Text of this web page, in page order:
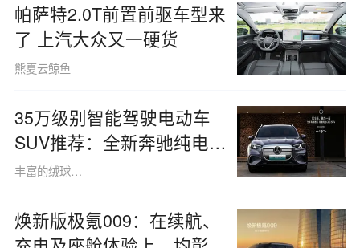
帕萨特2.0T前置前驱车型来
了 上汽大众又一硬货
熊夏云鲸鱼
35万级别智能驾驶电动车
SUV推荐：全新奔驰纯电
GLC全面提升用车体验
丰富的绒球仓鼠1452
焕新版极氪009：在续航、